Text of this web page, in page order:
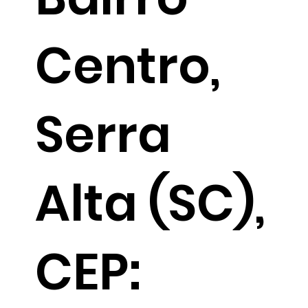
Centro,
Serra
Alta (SC),
CEP: